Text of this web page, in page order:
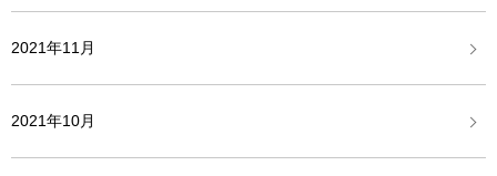
2021年11月
2021年10月